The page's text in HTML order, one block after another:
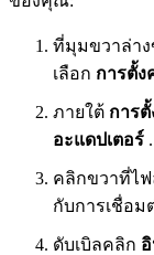
ที่มุมขวาล่า
เลือก การตั้ง
ภายใต้ การ
อะแดปเตอร์ .
คลิกขวาที่ไฟ
กับการเชื่อ
ดับเบิลคลิก